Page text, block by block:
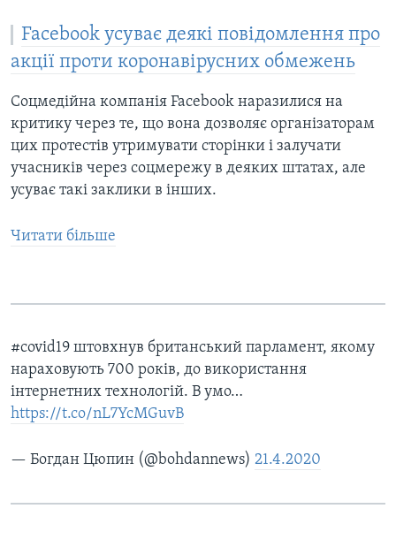
Facebook усуває деякі повідомлення про
акції проти коронавірусних обмежень
Соцмедійна компанія Facebook наразилися на
критику через те, що вона дозволяє організаторам
цих протестів утримувати сторінки і залучати
учасників через соцмережу в деяких штатах, але
усуває такі заклики в інших.
Читати більше
#covid19 штовхнув британський парламент, якому
нараховують 700 років, до використання
інтернетних технологій. В умо…
https://t.co/nL7YcMGuvB
— Богдан Цюпин (@bohdannews) 21.4.2020